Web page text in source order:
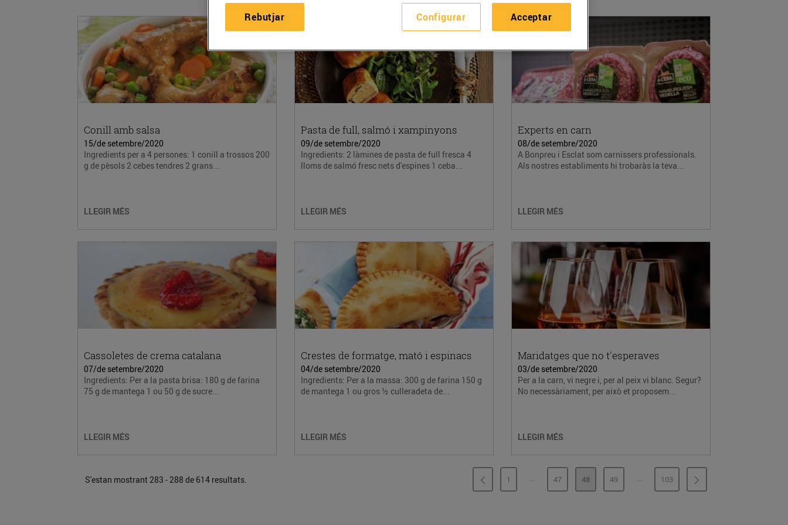
Conill amb salsa
15/de setembre/2020
Ingredients per a 4 persones: 1 conill a trossos 200
g de pèsols 2 cebes tendres 2 grans...
LLEGIR MÉS
Pasta de full, salmó i xampinyons
09/de setembre/2020
Ingredients: 2 làmines de pasta de full fresca 4
lloms de salmó fresc nets d'espines 1 ceba...
LLEGIR MÉS
Experts en carn
08/de setembre/2020
A Bonpreu i Esclat som carnissers professionals.
Als nostres establiments hi trobaràs la teva...
LLEGIR MÉS
Cassoletes de crema catalana
07/de setembre/2020
Ingredients: Per a la pasta brisa: 180 g de farina
75 g de mantega 1 ou 50 g de sucre...
LLEGIR MÉS
Crestes de formatge, mató i espinacs
04/de setembre/2020
Ingredients: Per a la massa: 300 g de farina 150 g
de mantega 1 ou gros ½ culleradeta de...
LLEGIR MÉS
Maridatges que no t'esperaves
03/de setembre/2020
Per a la carn, vi negre i, per al peix vi blanc. Segur?
No necessàriament, per això et proposem...
LLEGIR MÉS
S'estan mostrant 283 - 288 de 614 resultats. PÀGINA
1 ...PÀGINES INTERMÈDIES
PÀGINA
47 PÀGINA
48 PÀGINA
49 ...PÀGINES INTERMÈDIES
PÀGINA
103
Configurar
Rebutjar Acceptar